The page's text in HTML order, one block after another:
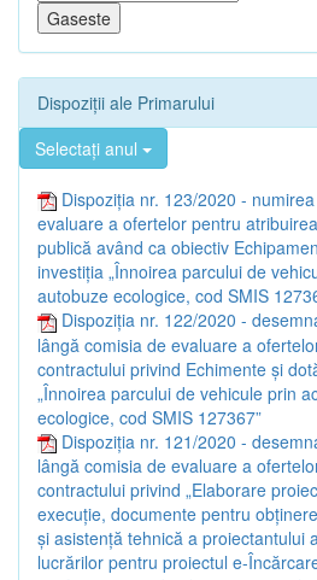
Dispoziții ale Primarului
Selectați anul
Dispoziția nr. 123/2020 -
evaluare a ofertelor pentru
publică având ca obiectiv
investiția „Înnoirea parcului de
autobuze ecologice, cod SMIS
Dispoziția nr. 122/2020 -
lângă comisia de evaluare a
contractului privind Echimente și
„Înnoirea parcului de vehicule prin
ecologice, cod SMIS 127367”
Dispoziția nr. 121/2020 -
lângă comisia de evaluare a
contractului privind „Elaborare
execuție, documente pentru
și asistență tehnică a proiectantului
lucrărilor pentru proiectul e-